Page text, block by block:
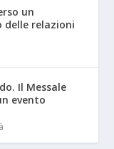
un
delle relazioni
Il Messale
evento